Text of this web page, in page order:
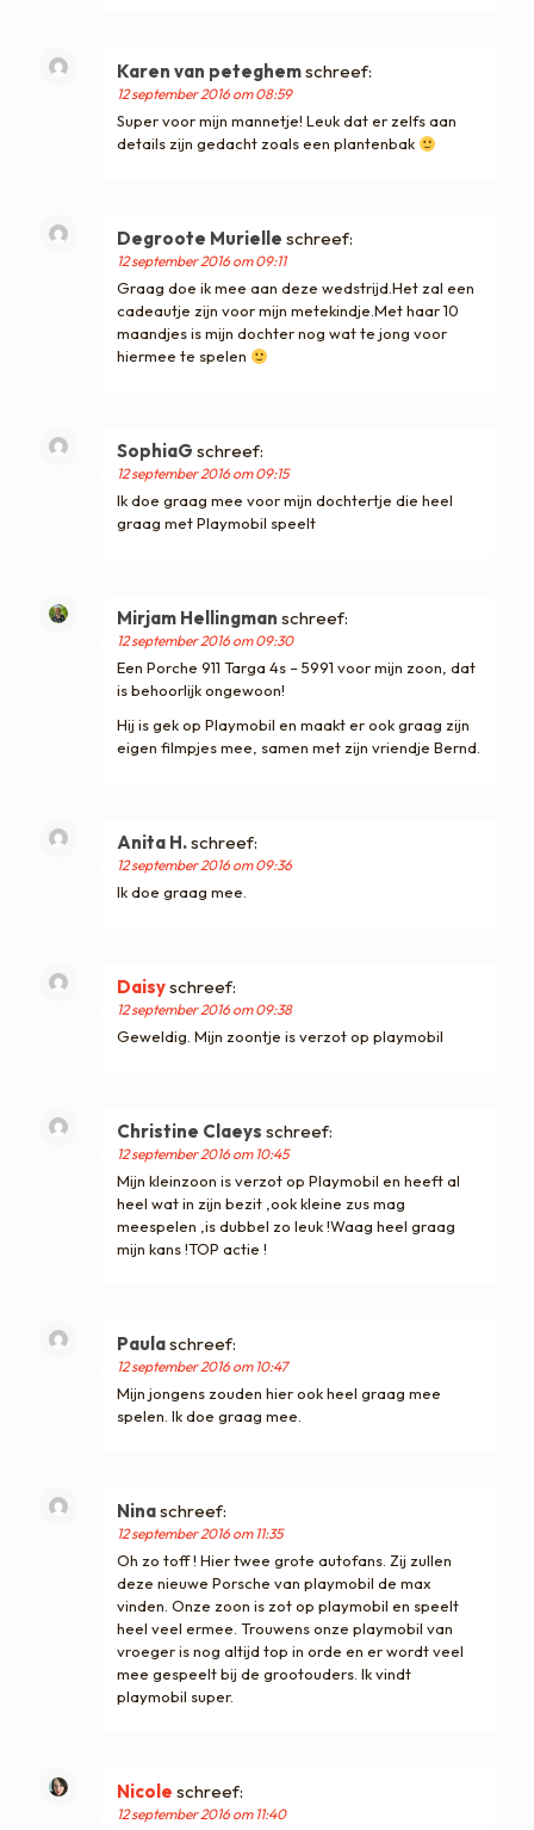
Karen van peteghemschreef:
12 september 2016 om 08:59
Super voor mijn mannetje! Leuk dat er zelfs aan
details zijn gedacht zoals een plantenbak
Degroote Murielle schreef:
12 september 2016 om 09:11
Graag doe ik mee aan deze wedstrijd.Het zal een
cadeautje zijn voor mijn metekindje.Met haar 10
maandjes is mijn dochter nog wat te jong voor
hiermee te spelen
SophiaG schreef:
12 september 2016 om 09:15
Ik doe graag mee voor mijn dochtertje die heel
graag met Playmobil speelt
Mirjam Hellingman schreef:
12 september 2016 om 09:30
Een Porche 911 Targa 4s – 5991 voor mijn zoon, dat
is behoorlijk ongewoon!
Hij is gek op Playmobil en maakt er ook graag zijn
eigen filmpjes mee, samen met zijn vriendje Bernd.
Anita H.schreef:
12 september 2016 om 09:36
Ik doe graag mee.
Daisyschreef:
12 september 2016 om 09:38
Geweldig. Mijn zoontje is verzot op playmobil
Christine Claeys schreef:
12 september 2016 om 10:45
Mijn kleinzoon is verzot op Playmobil en heeft al
heel wat in zijn bezit ,ook kleine zus mag
meespelen ,is dubbel zo leuk !Waag heel graag
mijn kans !TOP actie !
Paulaschreef:
12 september 2016 om 10:47
Mijn jongens zouden hier ook heel graag mee
spelen. Ik doe graag mee.
Ninaschreef:
12 september 2016 om 11:35
Oh zo toff ! Hier twee grote autofans. Zij zullen
deze nieuwe Porsche van playmobil de max
vinden. Onze zoon is zot op playmobil en speelt
heel veel ermee. Trouwens onze playmobil van
vroeger is nog altijd top in orde en er wordt veel
mee gespeelt bij de grootouders. Ik vindt
playmobil super.
Nicole schreef:
12 september 2016 om 11:40